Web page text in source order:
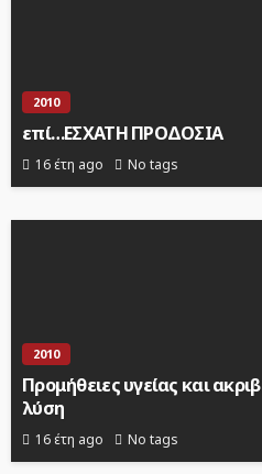
2010
επί…ΕΣΧΑΤΗ ΠΡΟΔΟΣΙΑ
16 έτη ago No tags
2010
Προμήθειες υγείας και
λύση
16 έτη ago No tags